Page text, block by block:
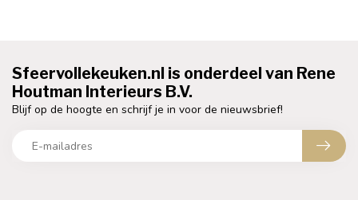
Sfeervollekeuken.nl is onderdeel van Rene
Houtman Interieurs B.V.
Blijf op de hoogte en schrijf je in voor de nieuwsbrief!